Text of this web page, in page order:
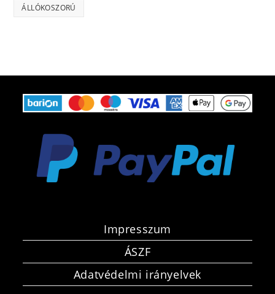
ÁLLÓKOSZORÚ
Impresszum
ÁSZF
Adatvédelmi irányelvek